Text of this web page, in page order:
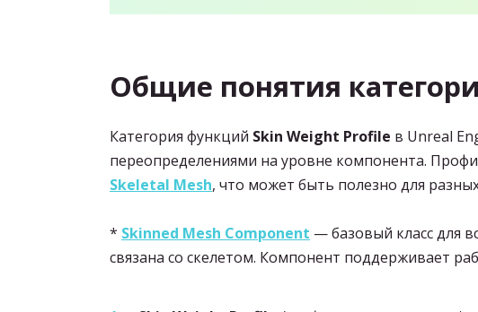
Общие понятия
Категория функций Skin Weight Profile в Unreal
переопределениями на уровне компонента.
Skeletal Mesh, что может быть полезно для
* Skinned Mesh Component — базовый класс для
связана со скелетом. Компонент поддерживает